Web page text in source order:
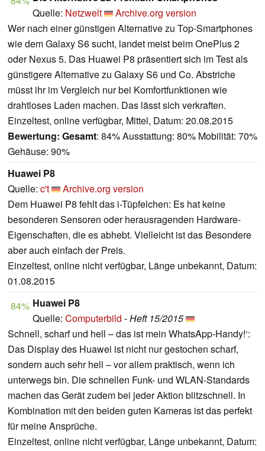
Quelle: Netzwelt
Archive.org version
Wer nach einer günstigen Alternative zu Top-Smartphones
wie dem Galaxy S6 sucht, landet meist beim OnePlus 2
oder Nexus 5. Das Huawei P8 präsentiert sich im Test als
günstigere Alternative zu Galaxy S6 und Co. Abstriche
müsst ihr im Vergleich nur bei Komfortfunktionen wie
drahtloses Laden machen. Das lässt sich verkraften.
Einzeltest, online verfügbar, Mittel, Datum: 20.08.2015
Bewertung: Gesamt: 84% Ausstattung: 80% Mobilität: 70%
Gehäuse: 90%
Huawei P8
Quelle: c't
Archive.org version
Dem Huawei P8 fehlt das i-Tüpfelchen: Es hat keine
besonderen Sensoren oder herausragenden Hardware-
Eigenschaften, die es abhebt. Vielleicht ist das Besondere
aber auch einfach der Preis.
Einzeltest, online nicht verfügbar, Länge unbekannt, Datum:
01.08.2015
84% Huawei P8
Quelle: Computerbild -Heft 15/2015
Schnell, scharf und hell – das ist mein WhatsApp-Handy!‘:
Das Display des Huawei ist nicht nur gestochen scharf,
sondern auch sehr hell – vor allem praktisch, wenn ich
unterwegs bin. Die schnellen Funk- und WLAN-Standards
machen das Gerät zudem bei jeder Aktion blitzschnell. In
Kombination mit den beiden guten Kameras ist das perfekt
für meine Ansprüche.
Einzeltest, online nicht verfügbar, Länge unbekannt, Datum: